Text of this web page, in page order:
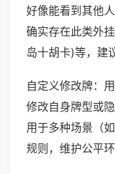
好像能看到其他
确实存在此类外
岛十胡卡)等，建
自定义修改牌：
修改自身牌型或
用于多种场景（
规则，维护公平环